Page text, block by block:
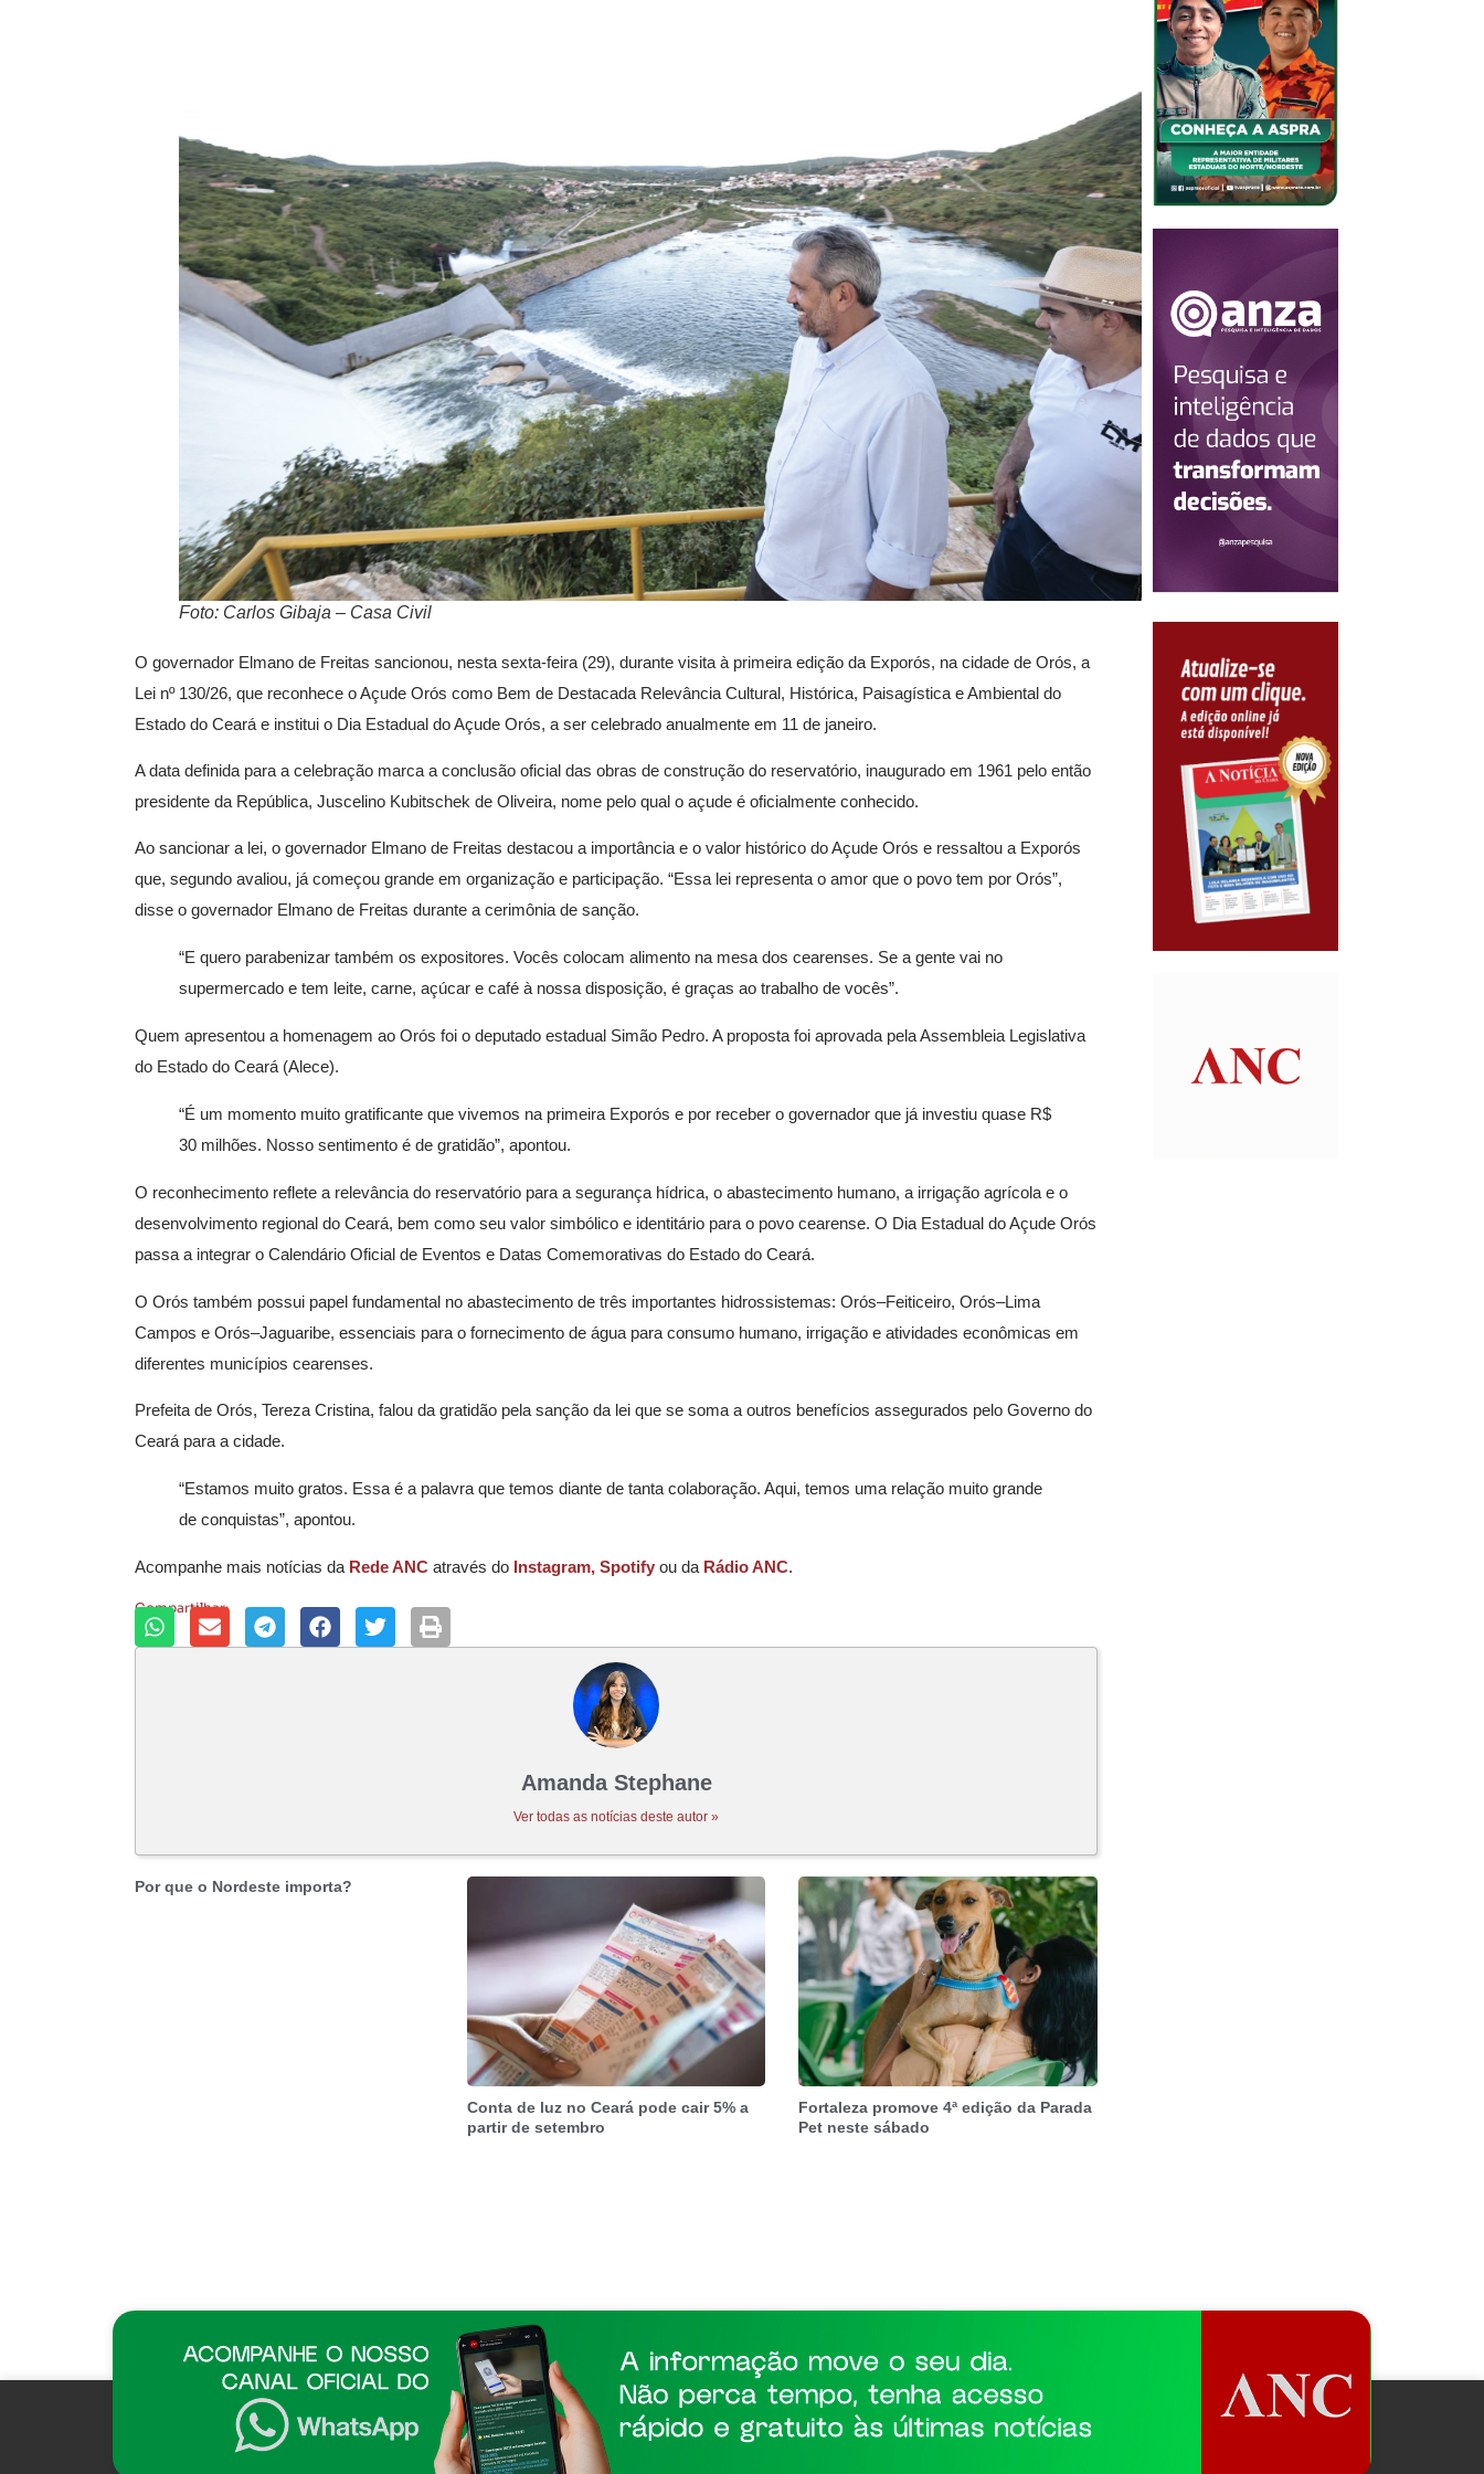
Foto: Carlos Gibaja – Casa Civil
O governador Elmano de Freitas sancionou, nesta sexta-feira (29), durante visita à primeira edição da Exporós, na cidade de Orós, a
Lei nº 130/26, que reconhece o Açude Orós como Bem de Destacada Relevância Cultural, Histórica, Paisagística e Ambiental do
Estado do Ceará e institui o Dia Estadual do Açude Orós, a ser celebrado anualmente em 11 de janeiro.
A data definida para a celebração marca a conclusão oficial das obras de construção do reservatório, inaugurado em 1961 pelo então
presidente da República, Juscelino Kubitschek de Oliveira, nome pelo qual o açude é oficialmente conhecido.
Ao sancionar a lei, o governador Elmano de Freitas destacou a importância e o valor histórico do Açude Orós e ressaltou a Exporós
que, segundo avaliou, já começou grande em organização e participação. “Essa lei representa o amor que o povo tem por Orós”,
disse o governador Elmano de Freitas durante a cerimônia de sanção.
“E quero parabenizar também os expositores. Vocês colocam alimento na mesa dos cearenses. Se a gente vai no
supermercado e tem leite, carne, açúcar e café à nossa disposição, é graças ao trabalho de vocês”.
Quem apresentou a homenagem ao Orós foi o deputado estadual Simão Pedro. A proposta foi aprovada pela Assembleia Legislativa
do Estado do Ceará (Alece).
“É um momento muito gratificante que vivemos na primeira Exporós e por receber o governador que já investiu quase R$
30 milhões. Nosso sentimento é de gratidão”, apontou.
O reconhecimento reflete a relevância do reservatório para a segurança hídrica, o abastecimento humano, a irrigação agrícola e o
desenvolvimento regional do Ceará, bem como seu valor simbólico e identitário para o povo cearense. O Dia Estadual do Açude Orós
passa a integrar o Calendário Oficial de Eventos e Datas Comemorativas do Estado do Ceará.
O Orós também possui papel fundamental no abastecimento de três importantes hidrossistemas: Orós–Feiticeiro, Orós–Lima
Campos e Orós–Jaguaribe, essenciais para o fornecimento de água para consumo humano, irrigação e atividades econômicas em
diferentes municípios cearenses.
Prefeita de Orós, Tereza Cristina, falou da gratidão pela sanção da lei que se soma a outros benefícios assegurados pelo Governo do
Ceará para a cidade.
“Estamos muito gratos. Essa é a palavra que temos diante de tanta colaboração. Aqui, temos uma relação muito grande
de conquistas”, apontou.
Acompanhe mais notícias da Rede ANC através do Instagram, Spotify ou da Rádio ANC.
Compartilhar:
Amanda Stephane
Ver todas as notícias deste autor »
Por que o Nordeste importa?
Conta de luz no Ceará pode cair 5% a
partir de setembro
Fortaleza promove 4ª edição da Parada
Pet neste sábado